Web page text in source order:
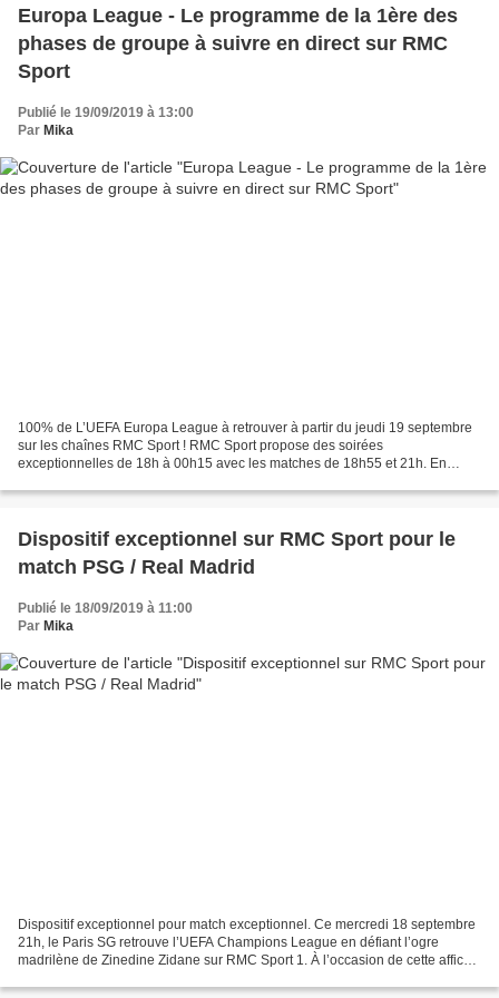
Europa League - Le programme de la 1ère des
phases de groupe à suivre en direct sur RMC
Sport
Publié le 19/09/2019 à 13:00
Par Mika
100% de L’UEFA Europa League à retrouver à partir du jeudi 19 septembre
sur les chaînes RMC Sport ! RMC Sport propose des soirées
exceptionnelles de 18h à 00h15 avec les matches de 18h55 et 21h. En
Dispositif exceptionnel sur RMC Sport pour le
match PSG / Real Madrid
Publié le 18/09/2019 à 11:00
Par Mika
Dispositif exceptionnel pour match exceptionnel. Ce mercredi 18 septembre
21h, le Paris SG retrouve l’UEFA Champions League en défiant l’ogre
madrilène de Zinedine Zidane sur RMC Sport 1. À l’occasion de cette affiche